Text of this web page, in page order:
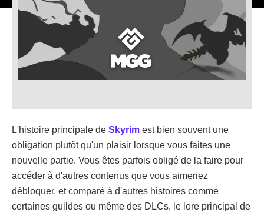
L'histoire principale de Skyrim est bien souvent une
obligation plutôt qu'un plaisir lorsque vous faites une
nouvelle partie. Vous êtes parfois obligé de la faire pour
accéder à d'autres contenus que vous aimeriez
débloquer, et comparé à d'autres histoires comme
certaines guildes ou même des DLCs, le lore principal de